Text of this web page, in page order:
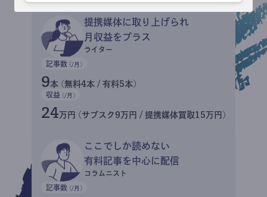
提携媒体に取り上げられ
月収益をプラス
ライター
記事数 (/月)
9本 (無料4本 / 有料5本)
収益 (/月)
24万円 (サブスク9万円 / 提携媒体買取15万円)
ここでしか読めない
有料記事を中心に配信
コラムニスト
記事数 (/月)